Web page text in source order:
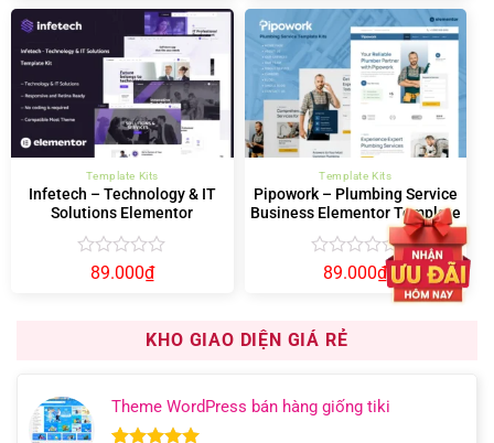
hạng
0
5
hạng
0
5
sao
Template Kits
Infetech – Technology & IT
Solutions Elementor
Template Kit
Được
89.000₫
Template Kits
Pipowork – Plumbing Service
Business Elementor Template
Kits
Được
5
89.000₫
KHO GIAO DIỆN GIÁ RẺ
Theme WordPress bán hàng giống tiki